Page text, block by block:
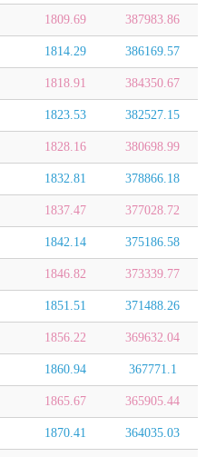
1809.69 387983.86
1814.29 386169.57
1818.91 384350.67
1823.53 382527.15
1828.16 380698.99
1832.81 378866.18
1837.47 377028.72
1842.14 375186.58
1846.82 373339.77
1851.51 371488.26
1856.22 369632.04
1860.94 367771.1
1865.67 365905.44
1870.41 364035.03